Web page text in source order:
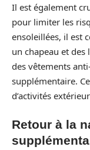
Il est également
pour limiter les
ensoleillées, il est
un chapeau et
des vêtements
supplémentaire.
d’activités
Retour à la